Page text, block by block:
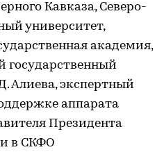
Кавказа, Северо-
университет,
академия,
государственный
Алиева, экспертный
аппарата
Президента
в СКФО